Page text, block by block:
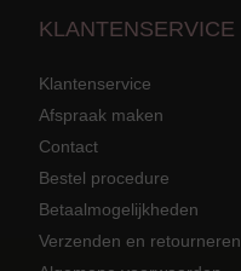
KLANTENSERVICE
Klantenservice
Afspraak maken
Contact
Bestel procedure
Betaalmogelijkheden
Verzenden en retourneren
Strandkleding
terug
Alle Strandkleding
Badmode met structuur stof